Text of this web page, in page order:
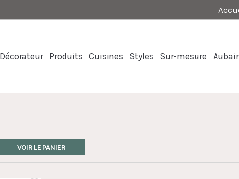
Décorateur Produits Cuisines Styles Sur-mesure
VOIR LE PANIER